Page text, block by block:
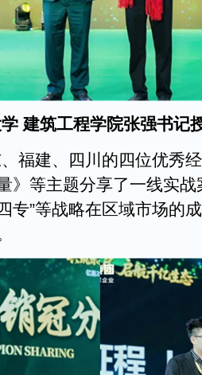
建筑工程学院张强书记
福建、四川的四位优秀
》等主题分享了一线实
专”等战略在区域市场的